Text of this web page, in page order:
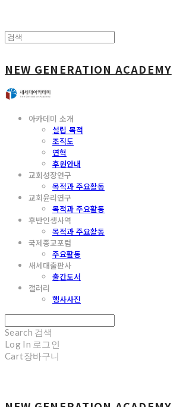
NEW GENERATION ACADEMY
아카데미 소개
설립 목적
조직도
연혁
후원안내
교회성장연구
목적과 주요활동
교회윤리연구
목적과 주요활동
후반인생사역
목적과 주요활동
국제종교포럼
주요활동
새세대출판사
출간도서
갤러리
행사사진
Search 검색
Log In 로그인
Cart장바구니